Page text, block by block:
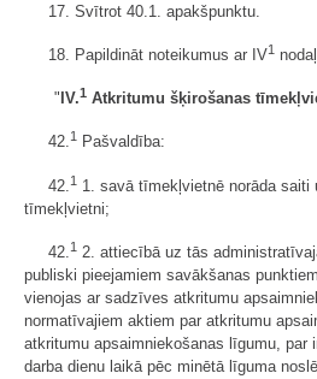
17. Svītrot 40.1. apakšpunktu.
18. Papildināt noteikumus ar IV1
" IV.1Atkritumu šķirošanas
42.1 Pašvaldība:
42. 1 1. savā tīmekļvietnē norāda saiti
tīmekļvietni;
42.1 2. attiecībā uz tās
publiski pieejamiem savākšanas
vienojas ar sadzīves atkritumu
normatīvajiem aktiem par atkritumu
atkritumu apsaimniekošanas līgumu, par
darba dienu laikā pēc minētā līguma